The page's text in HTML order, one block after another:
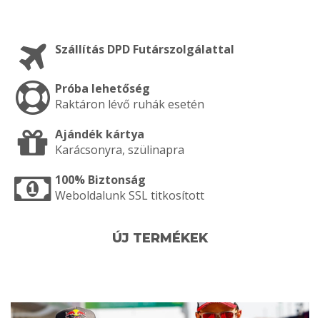
Szállítás DPD Futárszolgálattal
Próba lehetőség
Raktáron lévő ruhák esetén
Ajándék kártya
Karácsonyra, szülinapra
100% Biztonság
Weboldalunk SSL titkosított
ÚJ TERMÉKEK